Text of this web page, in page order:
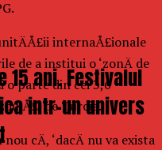
internaÅ£ionale
de a institui o ‘zonÄ de
o parte din cei 3,6
de Turcia.
cÄ, ‘dacÄ nu va exista
15 ani. Festivalul
intr-un univers